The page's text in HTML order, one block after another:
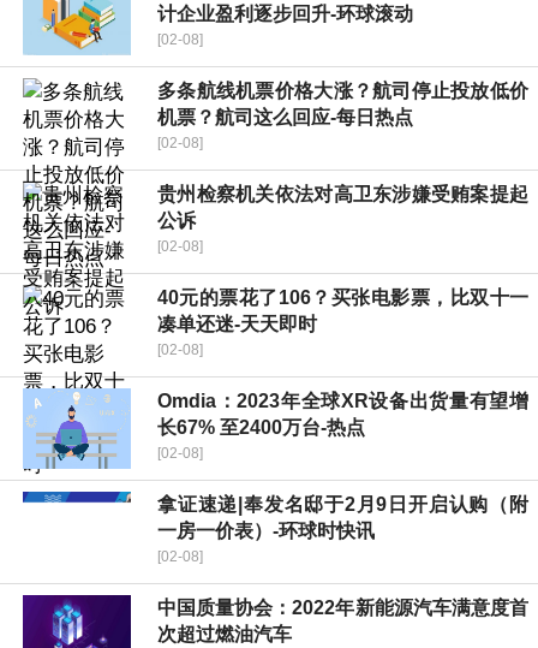
计企业盈利逐步回升-环球滚动
[02-08]
多条航线机票价格大涨？航司停止投放低价
机票？航司这么回应-每日热点
[02-08]
贵州检察机关依法对高卫东涉嫌受贿案提起
公诉
[02-08]
40元的票花了106？买张电影票，比双十一
凑单还迷-天天即时
[02-08]
Omdia：2023年全球XR设备出货量有望增
长67% 至2400万台-热点
[02-08]
拿证速递|奉发名邸于2月9日开启认购（附
一房一价表）-环球时快讯
[02-08]
中国质量协会：2022年新能源汽车满意度首
次超过燃油汽车